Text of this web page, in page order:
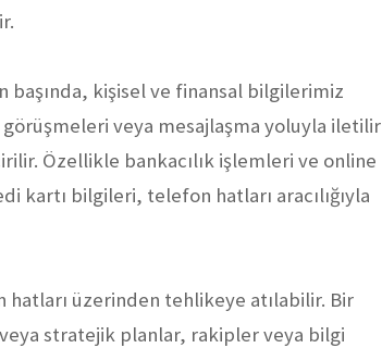
başında, kişisel ve finansal bilgilerimiz
veya mesajlaşma yoluyla iletilir
Özellikle bankacılık işlemleri ve online
kartı bilgileri, telefon hatları aracılığıyla
üzerinden tehlikeye atılabilir. Bir
stratejik planlar, rakipler veya bilgi